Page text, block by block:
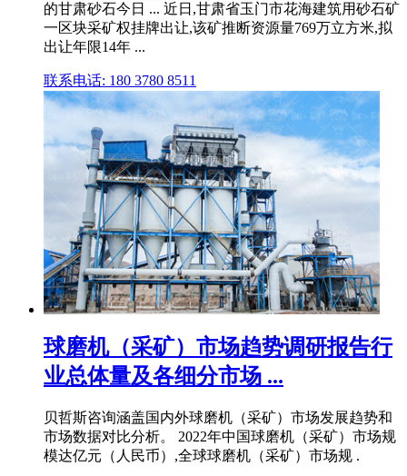
的甘肃砂石今日 ... 近日,甘肃省玉门市花海建筑用砂石矿
一区块采矿权挂牌出让,该矿推断资源量769万立方米,拟
出让年限14年 ...
联系电话: 180 3780 8511
球磨机（采矿）市场趋势调研报告行
业总体量及各细分市场 ...
贝哲斯咨询涵盖国内外球磨机（采矿）市场发展趋势和
市场数据对比分析。 2022年中国球磨机（采矿）市场规
模达亿元（人民币）,全球球磨机（采矿）市场规 .